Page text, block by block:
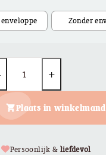
Plaats in winkelmand
Persoonlijk & liefdevol